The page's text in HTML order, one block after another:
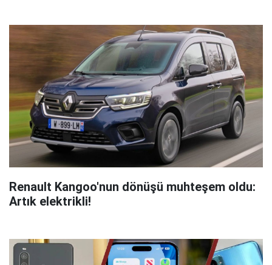
Renault Kangoo'nun dönüşü muhteşem oldu:
Artık elektrikli!